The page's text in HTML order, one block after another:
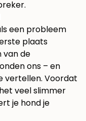
een probleem
plaats
van de
ons – en
vertellen. Voordat
veel slimmer
je hond je